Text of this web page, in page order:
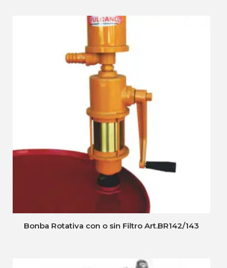
Bonba Rotativa con o sin Filtro Art.BR142/143